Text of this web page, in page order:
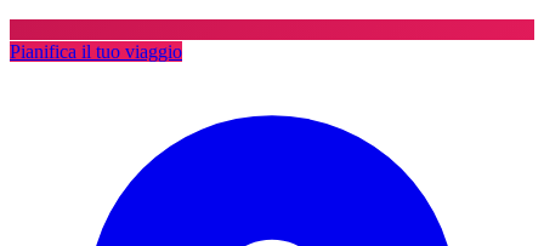
Pianifica il tuo viaggio